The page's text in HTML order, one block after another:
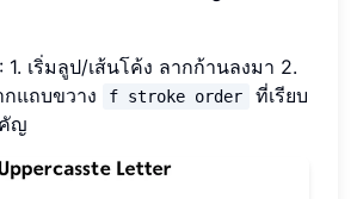
เริ่มลูป/เส้นโค้ง ลากก้านลงมา 2.
แถบขวาง
f stroke order
ที่เรียบ
ญ